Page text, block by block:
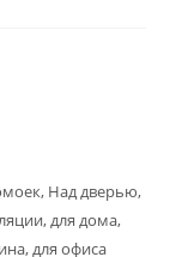
Над дверью,
для дома,
для офиса